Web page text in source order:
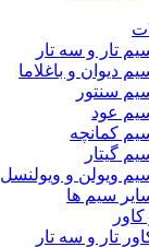
تار و سه تار
دیوان و باغلاما
سنتور
عود
کمانچه
گیتار
ویولن و ویولنسل
سیم ها
تار و سه تار